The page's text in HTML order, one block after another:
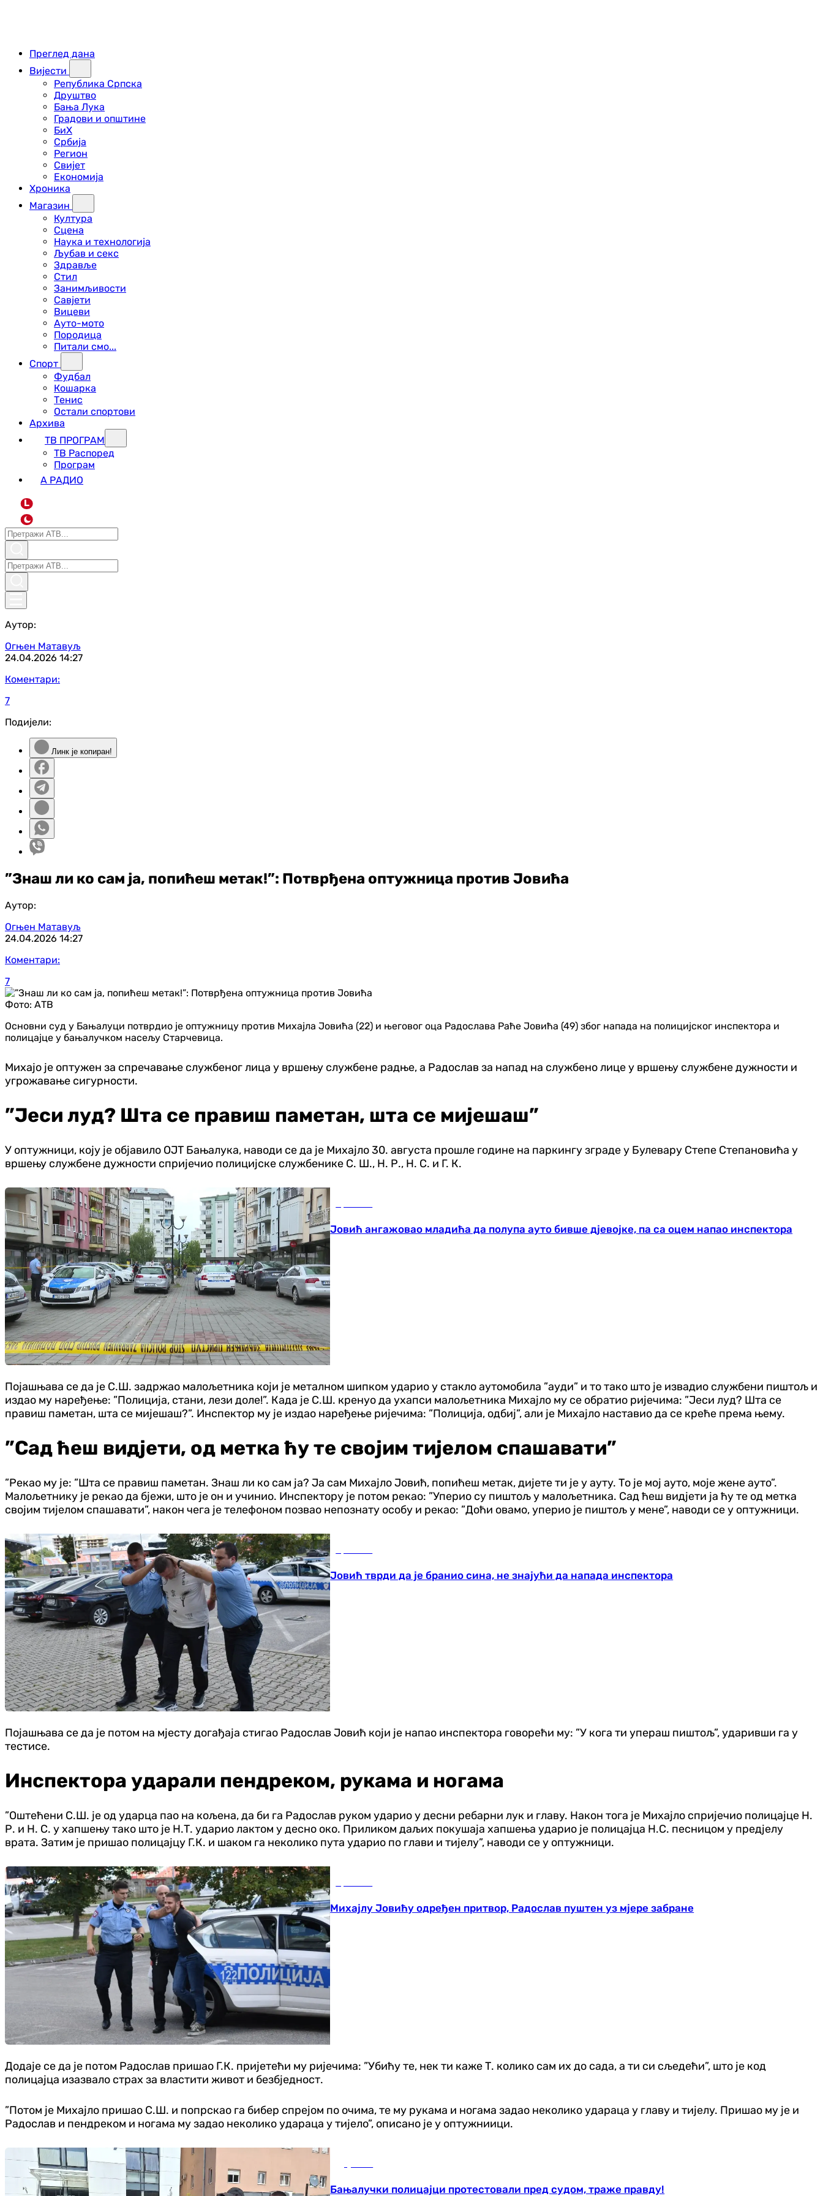
Преглед дана
Вијести
Република Српска
Друштво
Бања Лука
Градови и општине
БиХ
Србија
Регион
Свијет
Економија
Хроника
Магазин
Култура
Сцена
Наука и технологија
Љубав и секс
Здравље
Стил
Занимљивости
Савјети
Вицеви
Ауто-мото
Породица
Питали смо...
Спорт
Фудбал
Кошарка
Тенис
Остали спортови
Архива
ТВ ПРОГРАМ
ТВ Распоред
Програм
А РАДИО
L
Аутор:
Огњен Матавуљ
24.04.2026 14:27
Коментари:
7
Подијели:
Линк је копиран!
”Знаш ли ко сам ја, попићеш метак!”: Потврђена оптужница против Јовића
Аутор:
Огњен Матавуљ
24.04.2026 14:27
Коментари:
7
Фото: АТВ
Основни суд у Бањалуци потврдио је оптужницу против Михајла Јовића (22) и његовог оца Радослава Раће Јовића (49) због напада на полицијског инспектора и
полицајце у бањалучком насељу Старчевица.
Михајо је оптужен за спречавање службеног лица у вршењу службене радње, а Радослав за напад на службено лице у вршењу службене дужности и
угрожавање сигурности.
”Јеси луд? Шта се правиш паметан, шта се мијешаш”
У оптужници, коју је објавило ОЈТ Бањалука, наводи се да је Михајло 30. августа прошле године на паркингу зграде у Булевару Степе Степановића у
вршењу службене дужности спријечио полицијске службенике С. Ш., Н. Р., Н. С. и Г. К.
Јовић ангажовао младића да полупа ауто бивше дјевојке, па са оцем напао инспектора
Појашњава се да је С.Ш. задржао малољетника који је металном шипком ударио у стакло аутомобила ”ауди” и то тако што је извадио службени пиштољ и
издао му наређење: ”Полиција, стани, лези доле!”. Када је С.Ш. кренуо да ухапси малољетника Михајло му се обратио ријечима: ”Јеси луд? Шта се
правиш паметан, шта се мијешаш?”. Инспектор му је издао наређење ријечима: ”Полиција, одбиј”, али је Михајло наставио да се креће према њему.
”Сад ћеш видјети, од метка ћу те својим тијелом спашавати”
”Рекао му је: ”Шта се правиш паметан. Знаш ли ко сам ја? Ја сам Михајло Јовић, попићеш метак, дијете ти је у ауту. То је мој ауто, моје жене ауто”.
Малољетнику је рекао да бјежи, што је он и учинио. Инспектору је потом рекао: ”Уперио су пиштољ у малољетника. Сад ћеш видјети ја ћу те од метка
својим тијелом спашавати”, након чега је телефоном позвао непознату особу и рекао: ”Доћи овамо, уперио је пиштољ у мене”, наводи се у оптужници.
Јовић тврди да је бранио сина, не знајући да напада инспектора
Појашњава се да је потом на мјесту догађаја стигао Радослав Јовић који је напао инспектора говорећи му: ”У кога ти упераш пиштољ”, ударивши га у
тестисе.
Инспектора ударали пендреком, рукама и ногама
”Оштећени С.Ш. је од ударца пао на кољена, да би га Радослав руком ударио у десни ребарни лук и главу. Након тога је Михајло спријечио полицајце Н.
Р. и Н. С. у хапшењу тако што је Н.Т. ударио лактом у десно око. Приликом даљих покушаја хапшења ударио је полицајца Н.С. песницом у предјелу
врата. Затим је пришао полицајцу Г.К. и шаком га неколико пута ударио по глави и тијелу”, наводи се у оптужници.
Михајлу Јовићу одређен притвор, Радослав пуштен уз мјере забране
Додаје се да је потом Радослав пришао Г.К. пријетећи му ријечима: ”Убићу те, нек ти каже Т. колико сам их до сада, а ти си сљедећи”, што је код
полицајца изазвало страх за властити живот и безбједност.
”Потом је Михајло пришао С.Ш. и попрскао га бибер спрејом по очима, те му рукама и ногама задао неколико удараца у главу и тијелу. Пришао му је и
Радослав и пендреком и ногама му задао неколико удараца у тијело”, описано је у оптужниици.
Бањалучки полицајци протестовали пред судом, траже правду!